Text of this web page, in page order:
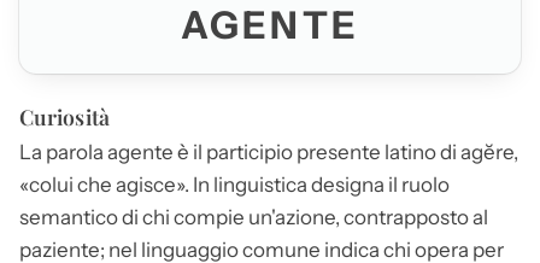
AGENTE
Curiosità
La parola agente è il participio presente latino di agĕre,
«colui che agisce». In linguistica designa il ruolo
semantico di chi compie un'azione, contrapposto al
paziente; nel linguaggio comune indica chi opera per